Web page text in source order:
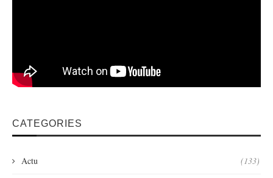
CATEGORIES
Actu (133)